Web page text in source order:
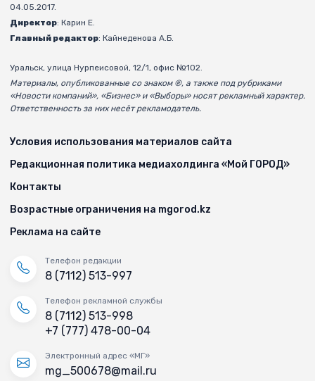
04.05.2017.
Директор: Карин Е.
Главный редактор: Кайнеденова А.Б.
Уральск, улица Нурпеисовой, 12/1, офис №102.
Материалы, опубликованные со знаком ®, а также под рубриками
«Новости компаний», «Бизнес» и «Выборы» носят рекламный характер.
Ответственность за них несёт рекламодатель.
Условия использования материалов сайта
Редакционная политика медиахолдинга «Мой ГОРОД»
Контакты
Возрастные ограничения на mgorod.kz
Реклама на сайте
Телефон редакции
8 (7112) 513-997
Телефон рекламной службы
8 (7112) 513-998
+7 (777) 478-00-04
Электронный адрес «МГ»
mg_500678@mail.ru